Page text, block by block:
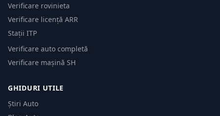
Verificare rovinieta
Verificare licență ARR
Stații ITP
Verificare auto completă
Verificare mașină SH
GHIDURI UTILE
Știri Auto